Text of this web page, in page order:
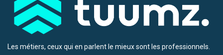
Les métiers, ceux qui en parlent le mieux sont les professionnels.